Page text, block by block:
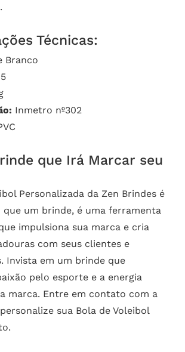
Técnicas:
Branco
5
Inmetro nº302
que Irá Marcar seu
Personalizada da Zen Brindes é
que um brinde, é uma ferramenta
impulsiona sua marca e cria
com seus clientes e
Invista em um brinde que
pelo esporte e a energia
marca. Entre em contato com a
sua Bola de Voleibol